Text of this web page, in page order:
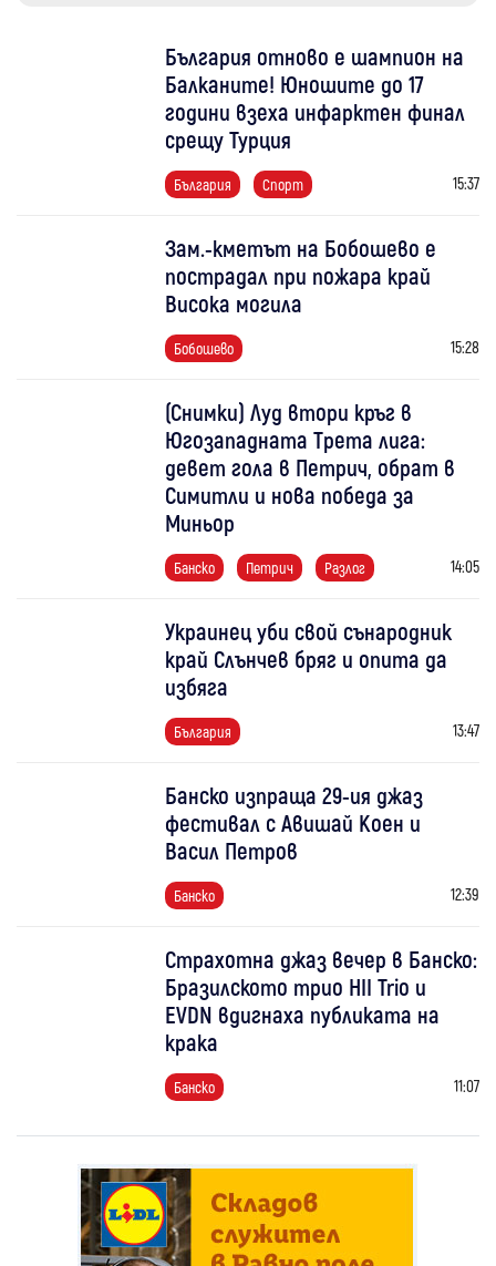
България отново е шампион на
Балканите! Юношите до 17
години взеха инфарктен финал
срещу Турция
България Спорт 15:37
Зам.-кметът на Бобошево е
пострадал при пожара край
Висока могила
Бобошево 15:28
(Снимки) Луд втори кръг в
Югозападната Трета лига:
девет гола в Петрич, обрат в
Симитли и нова победа за
Миньор
Банско Петрич Разлог 14:05
Украинец уби свой сънародник
край Слънчев бряг и опита да
избяга
България 13:47
Банско изпраща 29-ия джаз
фестивал с Авишай Коен и
Васил Петров
Банско 12:39
Страхотна джаз вечер в Банско:
Бразилското трио HII Trio и
EVDN вдигнаха публиката на
крака
Банско 11:07